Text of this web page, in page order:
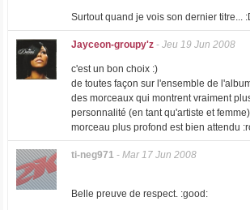
Surtout quand je vois son dernier titre...
Jayceon-groupy'z- Jeu 19 Jun 2008
c'est un bon choix :)
de toutes façon sur l'ensemble de
des morceaux qui montrent vraiment
personnalité (en tant qu'artiste et
morceau plus profond est bien attendu
ti-neg971- Mar 17 Jun 2008
Belle preuve de respect. :good: